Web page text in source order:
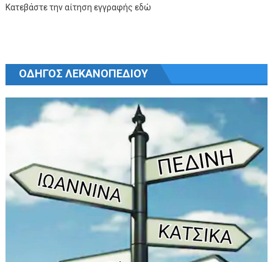
Κατεβάστε την αίτηση εγγραφής εδώ
ΟΔΗΓΟΣ ΛΕΚΑΝΟΠΕΔΙΟΥ